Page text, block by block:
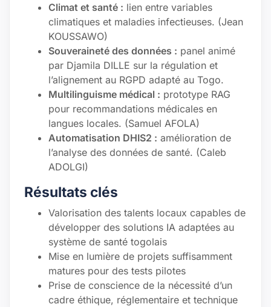
Climat et santé : lien entre variables
climatiques et maladies infectieuses. (Jean
KOUSSAWO)
Souveraineté des données : panel animé
par Djamila DILLE sur la régulation et
l’alignement au RGPD adapté au Togo.
Multilinguisme médical : prototype RAG
pour recommandations médicales en
langues locales. (Samuel AFOLA)
Automatisation DHIS2 : amélioration de
l’analyse des données de santé. (Caleb
ADOLGI)
Résultats clés
Valorisation des talents locaux capables de
développer des solutions IA adaptées au
système de santé togolais
Mise en lumière de projets suffisamment
matures pour des tests pilotes
Prise de conscience de la nécessité d’un
cadre éthique, réglementaire et technique